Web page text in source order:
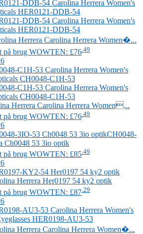
Herrera Carolina Herrera Women�...
på brug WOWTEN: £76 .49
Herrera Carolina Herrera Women...
på brug WOWTEN: £76 .49
CH0048-
Ch0048 53 3io optik
på brug WOWTEN: £85 .49
Herrera Her0197 54 ky2 optik
på brug WOWTEN: £87 .29
Herrera Carolina Herrera Women�...